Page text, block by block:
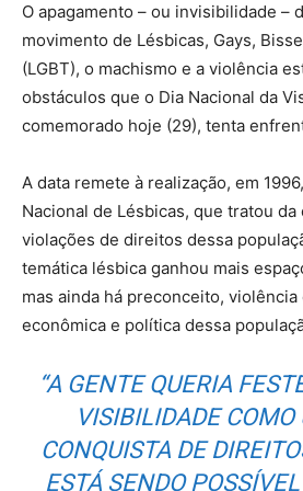
O apagamento – ou invisibilidade –
movimento de Lésbicas, Gays,
(LGBT), o machismo e a violência
obstáculos que o Dia Nacional da
comemorado hoje (29), tenta
A data remete à realização, em
Nacional de Lésbicas, que tratou
violações de direitos dessa
temática lésbica ganhou mais
mas ainda há preconceito,
econômica e política dessa
“A GENTE QUERIA
VISIBILIDADE COMO
CONQUISTA DE
ESTÁ SENDO